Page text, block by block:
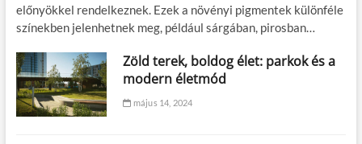
előnyökkel rendelkeznek. Ezek a növényi pigmentek különféle
színekben jelenhetnek meg, például sárgában, pirosban…
Zöld terek, boldog élet: parkok és a
modern életmód
május 14, 2024